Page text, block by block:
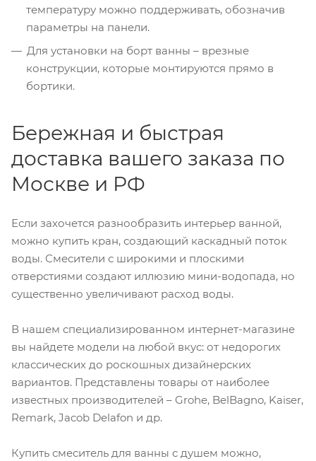
температуру можно поддерживать, обозначив
параметры на панели.
Для установки на борт ванны – врезные
конструкции, которые монтируются прямо в
бортики.
Бережная и быстрая
доставка вашего заказа по
Москве и РФ
Если захочется разнообразить интерьер ванной,
можно купить кран, создающий каскадный поток
воды. Смесители с широкими и плоскими
отверстиями создают иллюзию мини-водопада, но
существенно увеличивают расход воды.
В нашем специализированном интернет-магазине
вы найдете модели на любой вкус: от недорогих
классических до роскошных дизайнерских
вариантов. Представлены товары от наиболее
известных производителей – Grohe, BelBagno, Kaiser,
Remark, Jacob Delafon и др.
Купить смеситель для ванны с душем можно,